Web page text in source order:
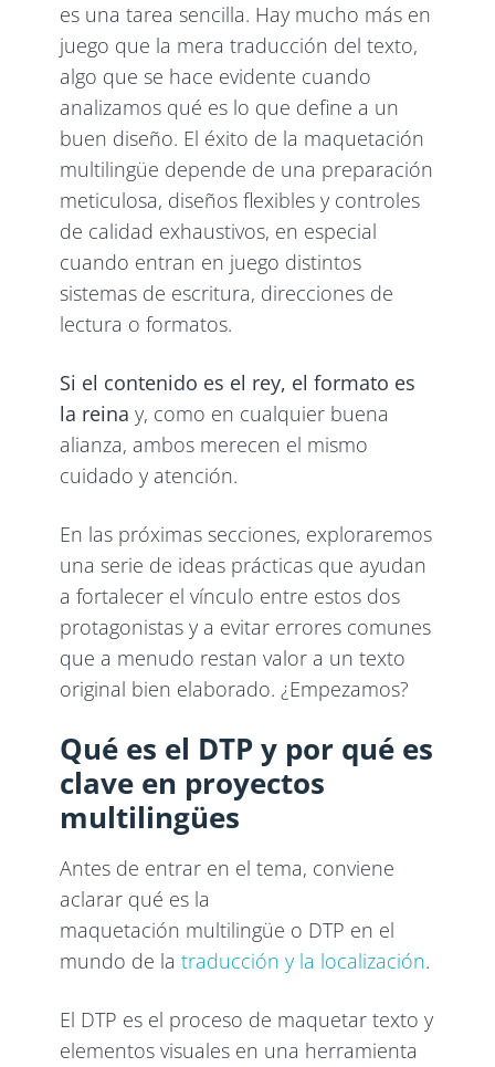
es una tarea sencilla. Hay mucho más en
juego que la mera traducción del texto,
algo que se hace evidente cuando
analizamos qué es lo que define a un
buen diseño. El éxito de la maquetación
multilingüe depende de una preparación
meticulosa, diseños flexibles y controles
de calidad exhaustivos, en especial
cuando entran en juego distintos
sistemas de escritura, direcciones de
lectura o formatos.
Si el contenido es el rey, el formato es
la reina y, como en cualquier buena
alianza, ambos merecen el mismo
cuidado y atención.
En las próximas secciones, exploraremos
una serie de ideas prácticas que ayudan
a fortalecer el vínculo entre estos dos
protagonistas y a evitar errores comunes
que a menudo restan valor a un texto
original bien elaborado. ¿Empezamos?
Qué es el DTP y por qué es
clave en proyectos
multilingües
Antes de entrar en el tema, conviene
aclarar qué es la
maquetación multilingüe o DTP en el
mundo de latraducción y la localización.
El DTP es el proceso de maquetar texto y
elementos visuales en una herramienta